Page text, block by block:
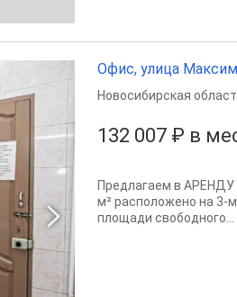
Офис, улица
132 007 ₽ в
Новосибирская
Предлагаем в АРЕНДУ
м² расположено на 3-
площади свободного...